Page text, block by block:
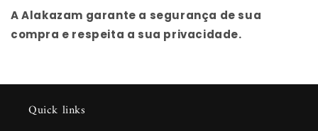
A Alakazam garante a segurança de sua
compra e respeita a sua privacidade.
Quick links